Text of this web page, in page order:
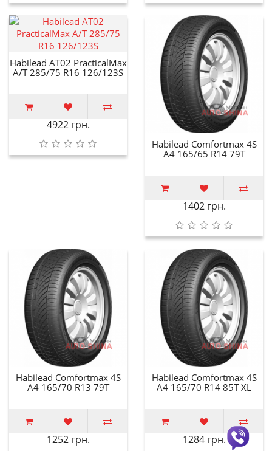
Habilead AT02 PracticalMax
A/T 285/75 R16 126/123S
4922 грн.
Habilead Comfortmax 4S
A4 165/65 R14 79T
1402 грн.
Habilead Comfortmax 4S
A4 165/70 R13 79T
1252 грн.
Habilead Comfortmax 4S
A4 165/70 R14 85T XL
1284 грн.